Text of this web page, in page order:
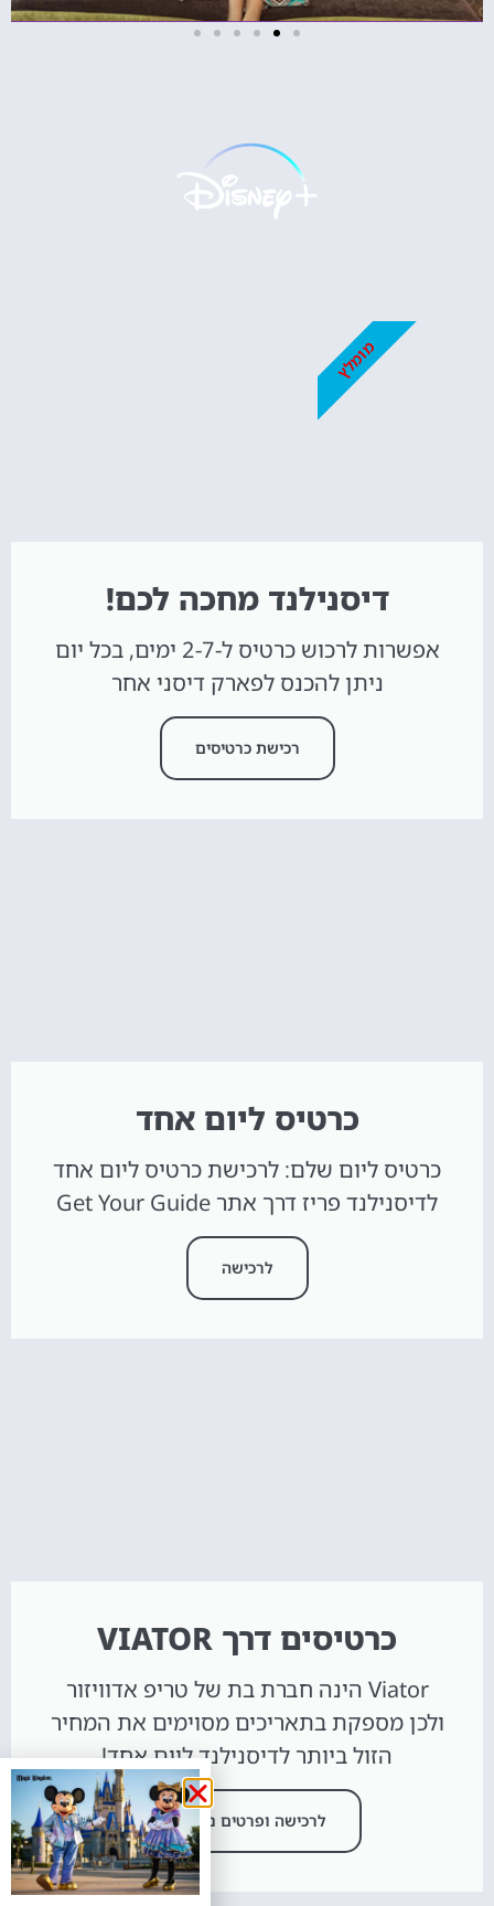
דיסנילנד מחכה לכם!
אפשרות לרכוש כרטיס ל-2-7 ימים, בכל יום
ניתן להכנס לפארק דיסני אחר
רכישת כרטיסים
מומלץ
כרטיס ליום אחד
כרטיס ליום שלם: לרכישת כרטיס ליום אחד
לדיסנילנד פריז דרך אתר Get Your Guide
לרכישה
כרטיסים דרך VIATOR
Viator הינה חברת בת של טריפ אדוויזור
ולכן מספקת בתאריכים מסוימים את המחיר
הזול ביותר לדיסנילנד ליום אחד!
לרכישה ופרטים נוספים